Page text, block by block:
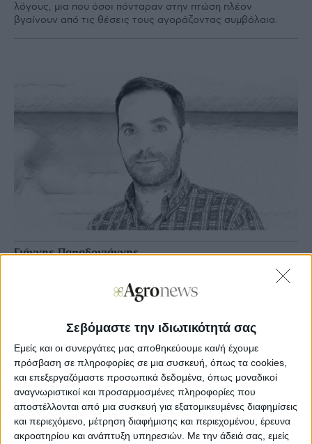
Σεβόμαστε την ιδιωτικότητά σας
Εμείς και οι συνεργάτες μας αποθηκεύουμε και/ή έχουμε
πρόσβαση σε πληροφορίες σε μια συσκευή, όπως τα cookies,
και επεξεργαζόμαστε προσωπικά δεδομένα, όπως μοναδικοί
αναγνωριστικοί και προσαρμοσμένες πληροφορίες που
αποστέλλονται από μια συσκευή για εξατομικευμένες διαφημίσεις
και περιεχόμενο, μέτρηση διαφήμισης και περιεχομένου, έρευνα
ακροατηρίου και ανάπτυξη υπηρεσιών. Με την άδειά σας, εμείς
λόγους, µια που όσοι πόνταραν στην πτώση πλέον
βγαίνουν από τις θέσεις τους αγοράζοντας συµβόλαια.
Γιάννης Παπαδογιάννης
Παράλληλα στην κίνηση αυτή βοηθάνε και οι άσχηµες
καιρικές συνθήκες που στις ΗΠΑ. Στο Τέξας έχουµε
εκτεταµένες βροχοπτώσεις, ενώ στις νοτιοανατολικές
πολιτείες επικρατεί έντονη ζέστη. Οι αναλυτές θεωρούν
πως δύσκολα θα µπορέσει η αγορά να επιστρέψει στα
υψηλά τις, εκτός αν προκύψουν ιδιαίτερα «ανοδικές»
ειδήσεις.